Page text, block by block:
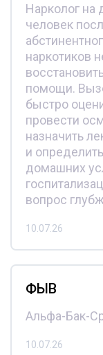
Нарколог на
человек
наркотиков
помощи.
быстро
провести
назначить
и
домашних
вопрос
10.07.26
ФЫВ
Альфа-Бак-
10.07.26